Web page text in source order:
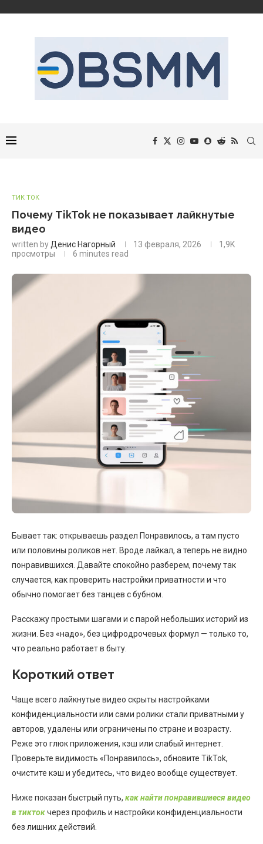
ТИК ТОК
Почему TikTok не показывает лайкнутые
видео
written by Денис Нагорный 13 февраля, 2026
1,9K
просмотры
6 minutes read
Бывает так: открываешь раздел Понравилось, а там пусто
или половины роликов нет. Вроде лайкал, а теперь не видно
понравившихся. Давайте спокойно разберем, почему так
случается, как проверить настройки приватности и что
обычно помогает без танцев с бубном.
Расскажу простыми шагами и с парой небольших историй из
жизни. Без «надо», без цифродрочевых формул — только то,
что реально работает в быту.
Короткий ответ
Чаще всего лайкнутые видео скрыты настройками
конфиденциальности или сами ролики стали приватными у
авторов, удалены или ограничены по стране и возрасту.
Реже это глюк приложения, кэш или слабый интернет.
Проверьте видимость «Понравилось», обновите TikTok,
очистите кэш и убедитесь, что видео вообще существует.
Ниже показан быстрый путь, как найти понравившиеся видео
в тиктокчерез профиль и настройки конфиденциальности
без лишних действий.